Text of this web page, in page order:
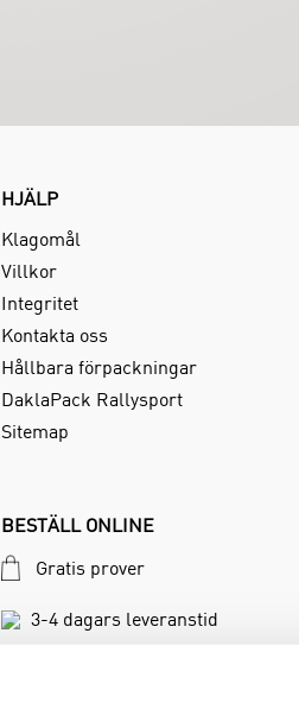
HJÄLP
Klagomål
Villkor
Integritet
Kontakta oss
Hållbara förpackningar
DaklaPack Rallysport
Sitemap
BESTÄLL ONLINE
Gratis prover
3-4 dagars leveranstid